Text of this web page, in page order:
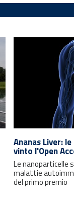
Ananas Liver:
vinto l'Open
Le nanoparticelle
malattie
del primo premio